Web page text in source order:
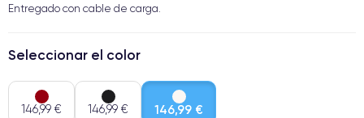
Entregado con cable de carga.
Seleccionar el color
146,99 € 146,99 € 146,99 €